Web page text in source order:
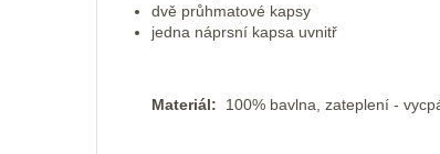
dvě průhmatové kapsy
jedna náprsní kapsa uvnitř
Materiál: 100% bavlna, zateplení -